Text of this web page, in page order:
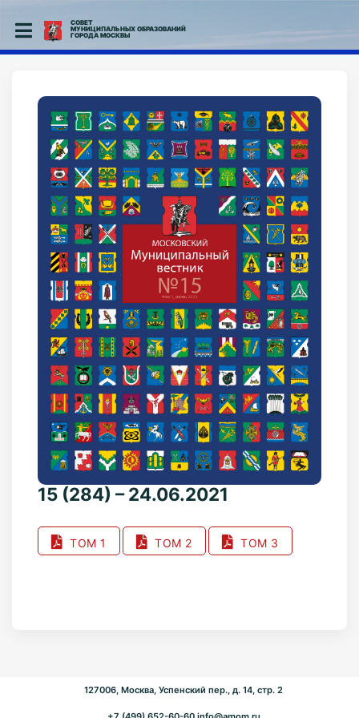
СОВЕТ
МУНИЦИПАЛЬНЫХ ОБРАЗОВАНИЙ
ГОРОДА МОСКВЫ
15 (284) – 24.06.2021
ТОМ 1 ТОМ 2 ТОМ 3
127006, Москва, Успенский пер., д. 14, стр. 2